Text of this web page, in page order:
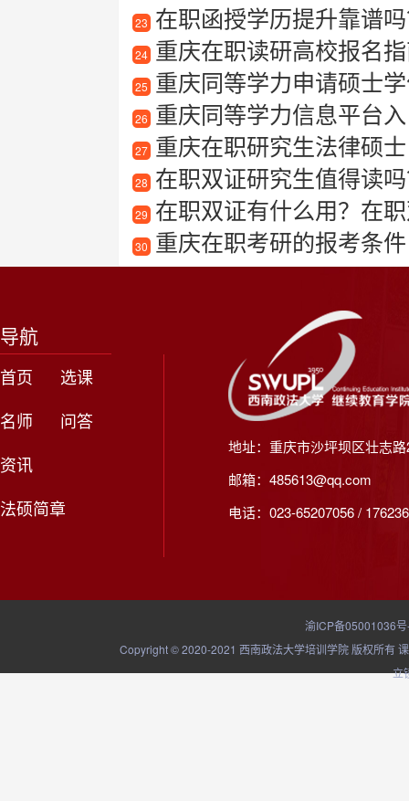
23 在职函授学历提升靠谱
24 重庆在职读研高校报名
25 重庆同等学力申请硕士
26 重庆同等学力信息平台
27 重庆在职研究生法律硕士
28 在职双证研究生值得读
29 在职双证有什么用？在职
30 重庆在职考研的报考条件
导航
首页
选课
名师
问答
资讯
法硕简章
地址：重庆市沙坪坝区壮志
邮箱：485613@qq.com
电话：023-65207056 /
渝ICP备05001036
Copyright © 2020-2021 西南政法大学培训学院 版权所有
立